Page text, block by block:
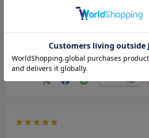
履いた感じもとてもよく、色違いを検討中です。